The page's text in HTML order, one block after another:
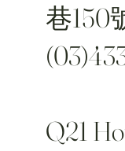
巷150
Q21